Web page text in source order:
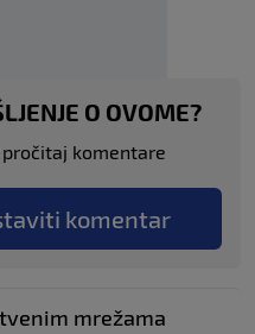
O OVOME?
komentare
komentar
mrežama